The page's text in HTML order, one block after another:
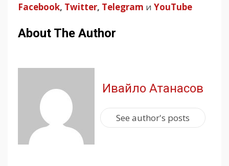
Facebook, Twitter, Telegram и YouTube
About The Author
Ивайло Атанасов
See author's posts